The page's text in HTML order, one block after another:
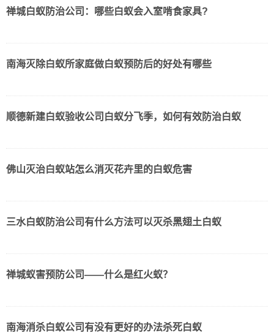
禅城白蚁防治公司：哪些白蚁会入室啃食家具?
南海灭除白蚁所家庭做白蚁预防后的好处有哪些
顺德新建白蚁验收公司白蚁分飞季，如何有效防治白蚁
佛山灭治白蚁站怎么消灭花卉里的白蚁危害
三水白蚁防治公司有什么方法可以灭杀黑翅土白蚁
禅城蚁害预防公司——什么是红火蚁？
南海消杀白蚁公司有没有更好的办法杀死白蚁